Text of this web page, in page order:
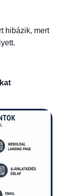
hibázik, mert